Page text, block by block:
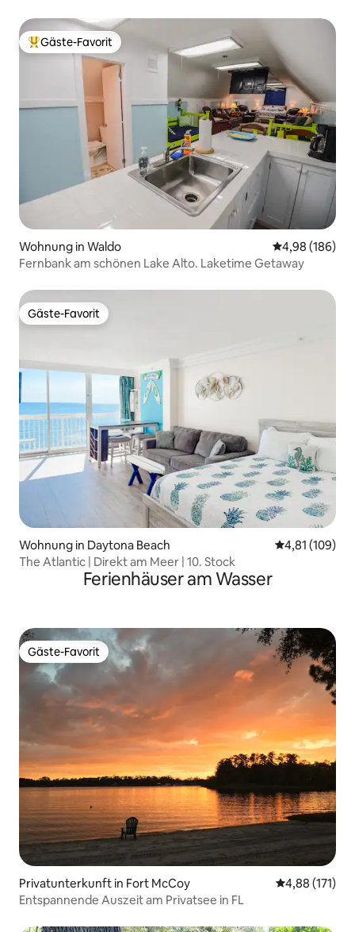
Beliebter Gäste-Favorit.
Gäste-Favorit
Wohnung in Waldo
4,98 (186)
Fernbank am schönen Lake Alto. Laketime Getaway
Gäste-Favorit
Gäste-Favorit
Wohnung in Daytona Beach
4,81 (109)
The Atlantic | Direkt am Meer | 10. Stock
Ferienhäuser am Wasser
Gäste-Favorit
Gäste-Favorit
Privatunterkunft in Fort McCoy
4,88 (171)
Entspannende Auszeit am Privatsee in FL